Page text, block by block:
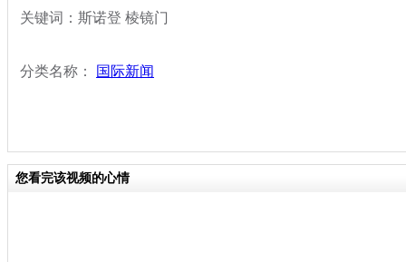
关键词：斯诺登 棱镜门
分类名称： 国际新闻
您看完该视频的心情